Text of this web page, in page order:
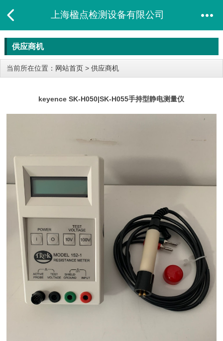
上海楹点检测设备有限公司
供应商机
当前所在位置： 网站首页 > 供应商机
keyence SK-H050|SK-H055手持型静电测量仪